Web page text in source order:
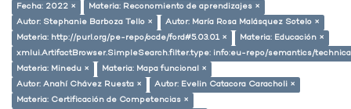
Fecha: 2022 ×
Materia: Reconomiento de aprendizajes ×
Autor: Stephanie Barboza Tello ×
Autor: María Rosa Malásquez Sotelo ×
Materia: http://purl.org/pe-repo/ocde/ford#5.03.01 ×
Materia: Educación ×
xmlui.ArtifactBrowser.SimpleSearch.filter.type: info:eu-repo/semantics/
Materia: Minedu ×
Materia: Mapa funcional ×
Autor: Anahí Chávez Ruesta ×
Autor: Evelin Catacora Caracholi ×
Materia: Certificación de Competencias ×